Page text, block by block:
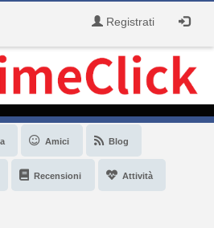
Registrati
Amici Blog
Recensioni Attività